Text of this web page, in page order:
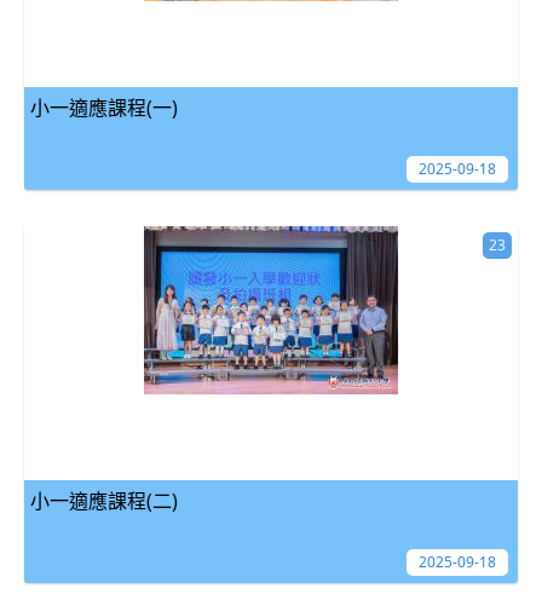
小一適應課程(一)
2025-09-18
小一適應課程(二)
23
2025-09-18